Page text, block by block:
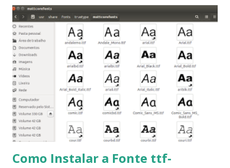
para usuários iniciantes... 1- Atualizar a lista de pacotes: $
sudo apt-get update 2- Atualizar toda a distro: $ sudo apt-
get -f dist-upgrade ou update-manager -d -c 3- Instalar
pacotes: $ sudo apt-get install [nome do pacote] 4-
Procurar arquivos corrompidos: $ sudo apt-get check 5-
Corrigir problemas de dependências, concluir instalação de
pacotes pendentes e outros erros: $ sudo apt-get -f install
6- Se o comando sudo apt-get -f install nã...
Como Instalar a Fonte ttf-